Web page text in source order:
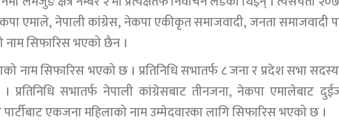
एमाले, नेपाली कांग्रेस, नेकपा एकीकृत समाजवादी, जनता समाजवादी
नाम सिफारिस भएको छैन ।
नाम सिफारिस भएको छ । प्रतिनिधि सभातर्फ ८ जना र प्रदेश सभा
सभातर्फ नेपाली कांग्रेसबाट तीनजना, नेकपा एमालेबाट
एकजना महिलाको नाम उम्मेदवारका लागि सिफारिस भएको छ ।